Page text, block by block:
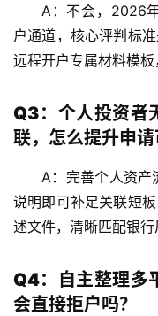
专
栏
A：不会，2026
户通道，核心评判标
远程开户专属材料模板
Q3：个人投资者
联，怎么提升申请
A：完善个人资产
说明即可补足关联短板
述文件，清晰匹配银行
Q4：自主整理多
会直接拒户吗？